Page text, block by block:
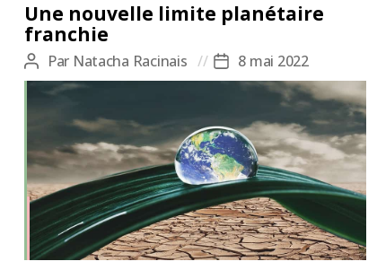
Une nouvelle limite planétaire
franchie
Auteur
de
Par Natacha Racinais
Date
de
8 mai 2022